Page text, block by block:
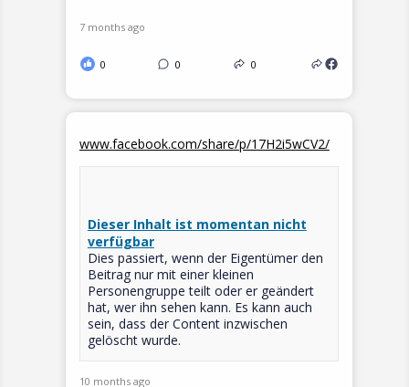
7 months ago
0 0 0
www.facebook.com/share/p/17H2i5wCV2/
Dieser Inhalt ist momentan nicht
verfügbar
Dies passiert, wenn der Eigentümer den
Beitrag nur mit einer kleinen
Personengruppe teilt oder er geändert
hat, wer ihn sehen kann. Es kann auch
sein, dass der Content inzwischen
gelöscht wurde.
10 months ago